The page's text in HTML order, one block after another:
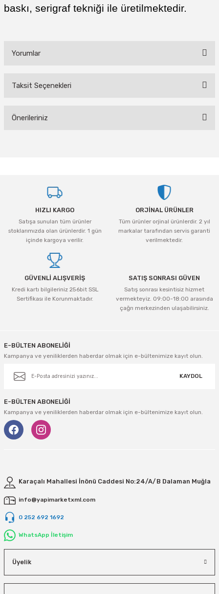
baskı, serigraf tekniği ile üretilmektedir.
Yorumlar
Taksit Seçenekleri
Önerileriniz
Ürün resmi kalitesiz, bozuk veya görüntülenemiyor.
Ürün açıklamasında eksik bilgiler bulunuyor.
Ürün bilgilerinde hatalar bulunuyor.
Ürün fiyatı diğer sitelerden daha pahalı.
Bu ürüne benzer farklı alternatifler olmalı.
HIZLI KARGO
Satışa sunulan tüm ürünler
stoklarımızda olan ürünlerdir. 1 gün
içinde kargoya verilir.
ORJİNAL ÜRÜNLER
Tüm ürünler orjinal ürünlerdir. 2 yıl
markalar tarafından servis garanti
verilmektedir.
GÜVENLİ ALIŞVERİŞ
Kredi kartı bilgileriniz 256bit SSL
Sertifikası ile Korunmaktadır.
SATIŞ SONRASI GÜVEN
Satış sonrası kesintisiz hizmet
vermekteyiz. 09:00-18:00 arasında
çağrı merkezinden ulaşabilirsiniz.
E-BÜLTEN ABONELİĞİ
Kampanya ve yeniliklerden haberdar olmak için e-bültenimize kayıt olun.
KAYDOL
E-BÜLTEN ABONELİĞİ
Kampanya ve yeniliklerden haberdar olmak için e-bültenimize kayıt olun.
Karaçalı Mahallesi İnönü Caddesi No:24/A/B Dalaman Muğla
info@yapimarketxml.com
0 252 692 1692
WhatsApp İletişim
Üyelik